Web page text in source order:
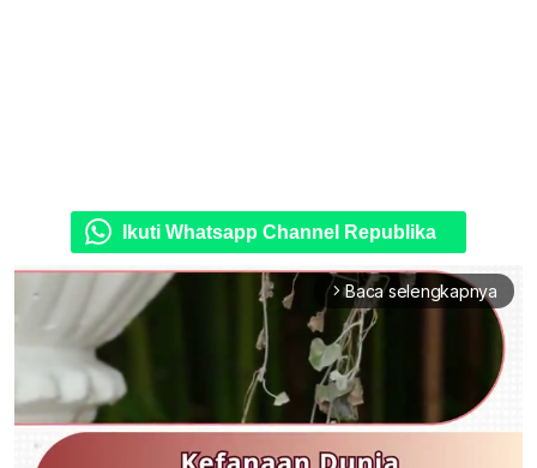
Ikuti Whatsapp Channel Republika
arrow_forward_ios Baca selengkapnya